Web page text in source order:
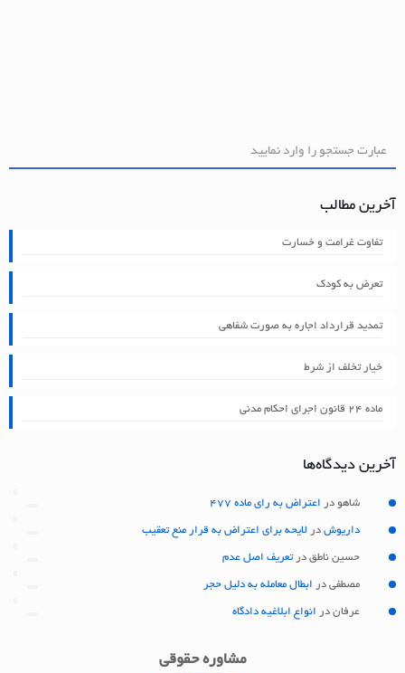
آخرین مطالب
تفاوت غرامت و خسارت
تعرض به کودک
تمدید قرارداد اجاره به صورت شفاهی
خیار تخلف از شرط
ماده ۲۴ قانون اجرای احکام مدنی
آخرین دیدگاه‌ها
شاهو در اعتراض به رای ماده 477
داریوش در لایحه برای اعتراض به قرار منع تعقیب
حسین ناطق درتعریف اصل عدم
مصطفی در ابطال معامله به دلیل حجر
عرفان در انواع ابلاغیه دادگاه
مشاوره حقوقی